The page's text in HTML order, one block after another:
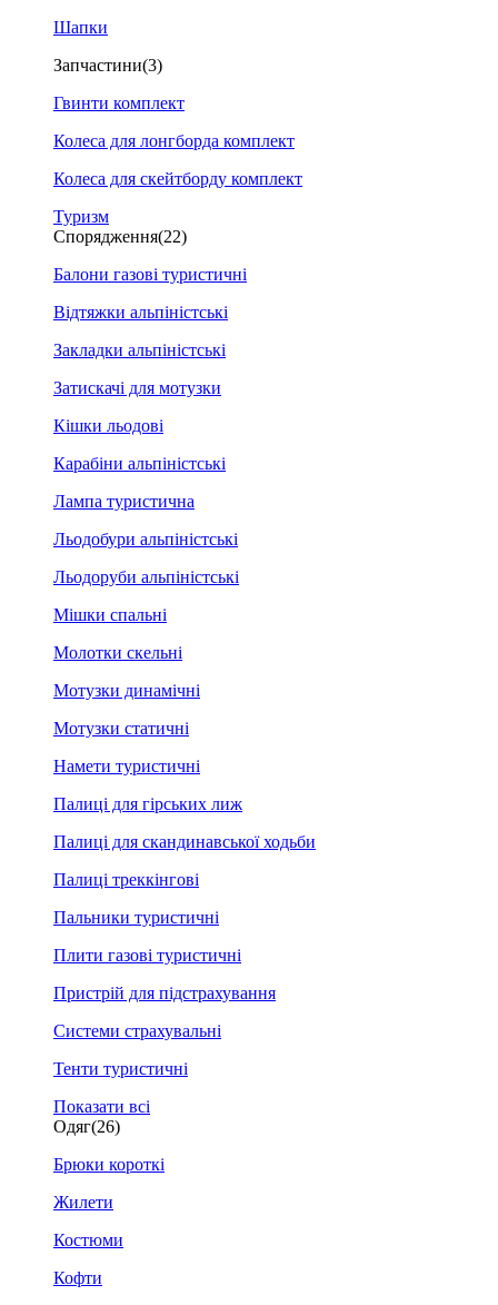
Шапки
Запчастини(3)
Гвинти комплект
Колеса для лонгборда комплект
Колеса для скейтборду комплект
Туризм
Спорядження(22)
Балони газові туристичні
Відтяжки альпіністські
Закладки альпіністські
Затискачі для мотузки
Кішки льодові
Карабіни альпіністські
Лампа туристична
Льодобури альпіністські
Льодоруби альпіністські
Мішки спальні
Молотки скельні
Мотузки динамічні
Мотузки статичні
Намети туристичні
Палиці для гірських лиж
Палиці для скандинавської ходьби
Палиці треккінгові
Пальники туристичні
Плити газові туристичні
Пристрій для підстрахування
Системи страхувальні
Тенти туристичні
Показати всі
Одяг(26)
Брюки короткі
Жилети
Костюми
Кофти